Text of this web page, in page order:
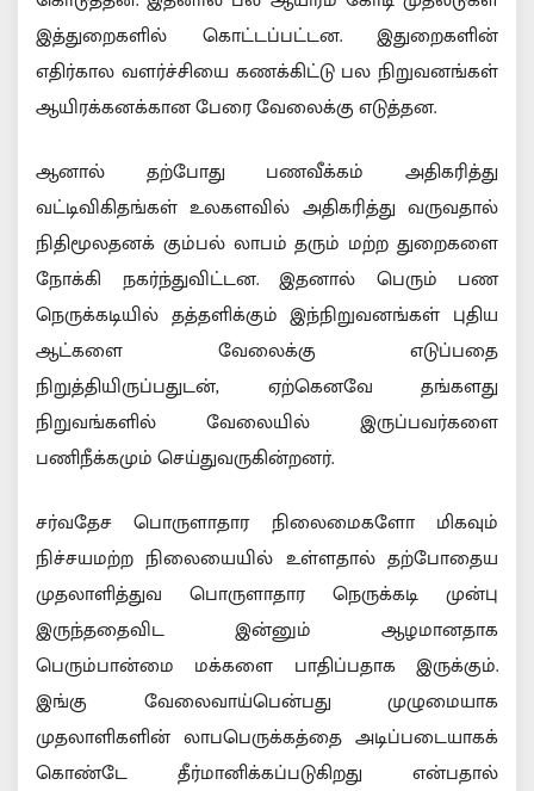
இத்துறைகளில் கொட்டப்பட்டன. இதுறைகளின்
எதிர்கால வளர்ச்சியை கணக்கிட்டு பல நிறுவனங்கள்
ஆயிரக்கனக்கான பேரை வேலைக்கு எடுத்தன.
ஆனால் தற்போது பணவீக்கம் அதிகரித்து
வட்டிவிகிதங்கள் உலகளவில் அதிகரித்து வருவதால்
நிதிமூலதனக் கும்பல் லாபம் தரும் மற்ற துறைகளை
நோக்கி நகர்ந்துவிட்டன. இதனால் பெரும் பண
நெருக்கடியில் தத்தளிக்கும் இந்நிறுவனங்கள் புதிய
ஆட்களை வேலைக்கு எடுப்பதை
நிறுத்தியிருப்பதுடன், ஏற்கெனவே தங்களது
நிறுவங்களில் வேலையில் இருப்பவர்களை
பணிநீக்கமும் செய்துவருகின்றனர்.
சர்வதேச பொருளாதார நிலைமைகளோ மிகவும்
நிச்சயமற்ற நிலையையில் உள்ளதால் தற்போதைய
முதலாளித்துவ பொருளாதார நெருக்கடி முன்பு
இருந்ததைவிட இன்னும் ஆழமானதாக
பெரும்பான்மை மக்களை பாதிப்பதாக இருக்கும்.
இங்கு வேலைவாய்பென்பது முழுமையாக
முதலாளிகளின் லாபபெருக்கத்தை அடிப்படையாகக்
கொண்டே தீர்மானிக்கப்படுகிறது என்பதால்